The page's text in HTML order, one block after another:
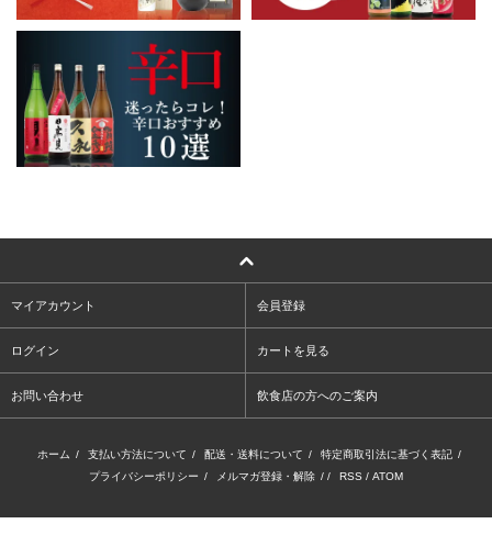
マイアカウント 会員登録
ログイン カートを見る
お問い合わせ 飲食店の方へのご案内
ホーム / 支払い方法について / 配送・送料について / 特定商取引法に基づく表記 /
プライバシーポリシー / メルマガ登録・解除 / / RSS / ATOM